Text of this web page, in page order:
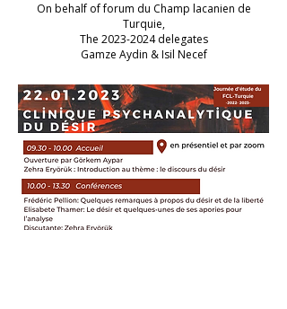
On behalf of forum du Champ lacanien de
Turquie,
The 2023-2024delegates
Gamze Aydin & Isil Necef